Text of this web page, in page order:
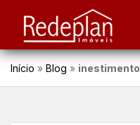
Início » Blog » inestimento